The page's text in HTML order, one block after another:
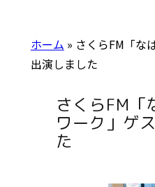
ホーム » さくらFM「な
出演しました
さくらFM「
ワーク」ゲ
た